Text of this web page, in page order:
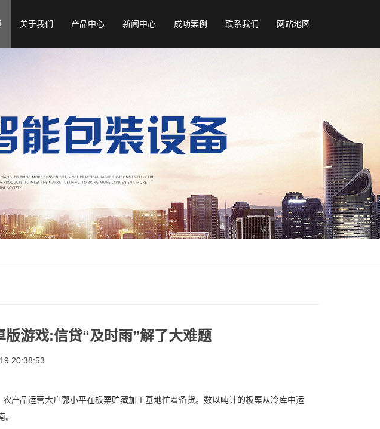
关于我们 产品中心 新闻中心 成功案例 联系我们 网站地图
版游戏:信贷“及时雨”解了大难题
20:38:53
品运营大户郭小平在板栗贮藏加工基地忙着备货。数以吨计的板栗从冷库中运